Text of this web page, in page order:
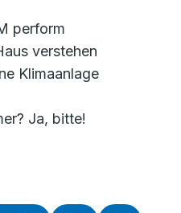
perform
verstehen
Klimaanlage
Ja, bitte!